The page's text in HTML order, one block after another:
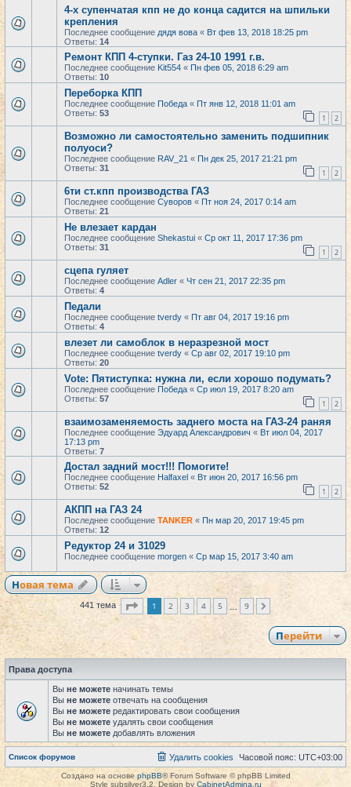
4-х супенчатая кпп не до конца садится на шпильки
крепления
Последнее сообщение дядя вова « Вт фев 13, 2018 18:25 pm
Ответы: 14
Ремонт КПП 4-ступки. Газ 24-10 1991 г.в.
Последнее сообщение Kit554 « Пн фев 05, 2018 6:29 am
Ответы: 10
Переборка КПП
Последнее сообщение Победа « Пт янв 12, 2018 11:01 am
Ответы: 53 1 2
Возможно ли самостоятельно заменить подшипник
полуоси?
Последнее сообщение RAV_21 « Пн дек 25, 2017 21:21 pm
Ответы: 31 1 2
6ти ст.кпп производства ГАЗ
Последнее сообщение Суворов « Пт ноя 24, 2017 0:14 am
Ответы: 21
Не влезает кардан
Последнее сообщение Shekastui « Ср окт 11, 2017 17:36 pm
Ответы: 31 1 2
сцепа гуляет
Последнее сообщение Adler « Чт сен 21, 2017 22:35 pm
Ответы: 4
Педали
Последнее сообщение tverdy « Пт авг 04, 2017 19:16 pm
Ответы: 4
влезет ли самоблок в неразрезной мост
Последнее сообщение tverdy « Ср авг 02, 2017 19:10 pm
Ответы: 20
Vote: Пятиступка: нужна ли, если хорошо подумать?
Последнее сообщение Победа « Ср июл 19, 2017 8:20 am
Ответы: 57 1 2
взаимозаменяемость заднего моста на ГАЗ-24 раняя
Последнее сообщение Эдуард Александрович « Вт июл 04, 2017
17:13 pm
Ответы: 7
Достал задний мост!!! Помогите!
Последнее сообщение Halfaxel « Вт июн 20, 2017 16:56 pm
Ответы: 52 1 2
АКПП на ГАЗ 24
Последнее сообщение TANKER « Пн мар 20, 2017 19:45 pm
Ответы: 12
Редуктор 24 и 31029
Последнее сообщение morgen « Ср мар 15, 2017 3:40 am
Новая тема
441 тема Страница из
1 2 3 4 5 9
Перейти
Права доступа
Вы не можете начинать темы
Вы не можете отвечать на сообщения
Вы не можете редактировать свои сообщения
Вы не можете удалять свои сообщения
Вы не можете добавлять вложения
Список форумов Часовой пояс: UTC+03:00
Удалить cookies
Создано на основе phpBB® Forum Software © phpBB Limited
Style subsilver3.2. Design by CabinetAdmina.ru